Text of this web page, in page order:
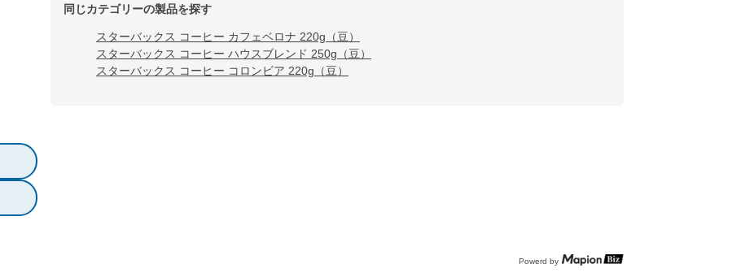
同じカテゴリーの製品を探す
スターバックス コーヒー カフェベロナ 220g（豆）
スターバックス コーヒー ハウスブレンド 250g（豆）
スターバックス コーヒー コロンビア 220g（豆）
Powerd by